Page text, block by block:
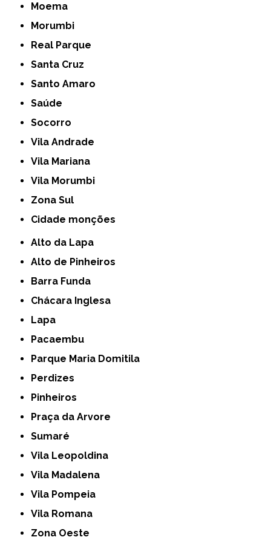
Moema
Morumbi
Real Parque
Santa Cruz
Santo Amaro
Saúde
Socorro
Vila Andrade
Vila Mariana
Vila Morumbi
Zona Sul
cidade monções
Alto da Lapa
Alto de Pinheiros
Barra Funda
Chácara Inglesa
Lapa
Pacaembu
Parque Maria Domitila
Perdizes
Pinheiros
Praça da Arvore
Sumaré
Vila Leopoldina
Vila Madalena
Vila Pompeia
Vila Romana
Zona Oeste